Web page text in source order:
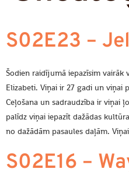
S02E23 –
Šodien raidījumā iepazīsim
Elizabeti. Viņai ir 27 gadi un viņai
Ceļošana un sadraudzība ir viņai
palīdz viņai iepazīt dažādas
no dažādām pasaules daļām.
S02E16 –